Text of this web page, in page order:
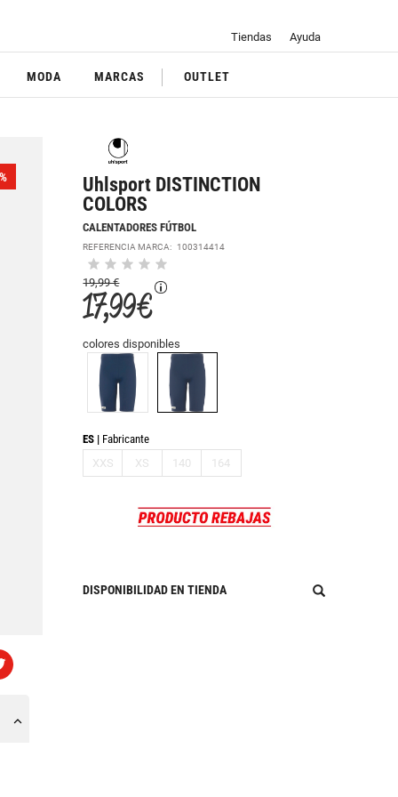
Tiendas Ayuda
MODA MARCAS OUTLET
Uhlsport DISTINCTION
COLORS
CALENTADORES FÚTBOL
REFERENCIA MARCA: 100314414
19,99 €
17,99 €
colores disponibles
ES
Fabricante
XXS
XS 140 164
DISPONIBILIDAD EN TIENDA
%